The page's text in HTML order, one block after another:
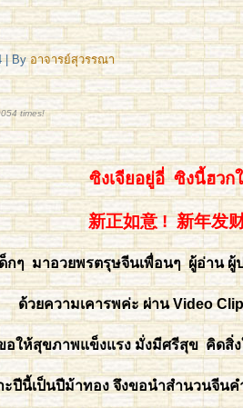
|By อาจารย์สุวรรณา
times!
ซิงเจียอยู่อี่ ซิงนี้ฮวก
新正如意 ! 新年发
ด็กๆ มาอวยพรตรุษจีนเพื่อนๆ ผู้อ่าน
ด้วยความเคารพค่ะ ผ่าน Video
อให้สุขภาพแข็งแรง มั่งมีศรีสุข คิดสิ่
ะปีนี้เป็นปีม้าทอง จึงขอนำสำนวนจีน